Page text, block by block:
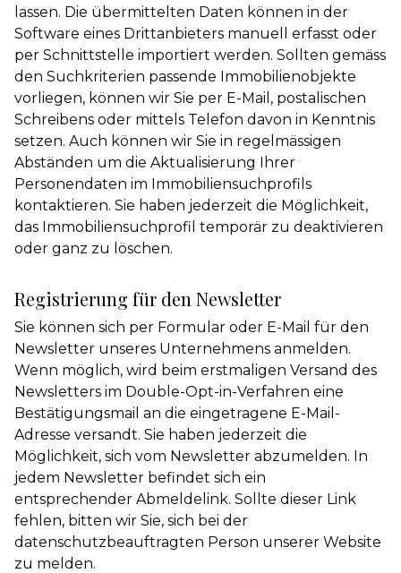
lassen. Die übermittelten Daten können in der
Software eines Drittanbieters manuell erfasst oder
per Schnittstelle importiert werden. Sollten gemäss
den Suchkriterien passende Immobilienobjekte
vorliegen, können wir Sie per E-Mail, postalischen
Schreibens oder mittels Telefon davon in Kenntnis
setzen. Auch können wir Sie in regelmässigen
Abständen um die Aktualisierung Ihrer
Personendaten im Immobiliensuchprofils
kontaktieren. Sie haben jederzeit die Möglichkeit,
das Immobiliensuchprofil temporär zu deaktivieren
oder ganz zu löschen.
Registrierung für den Newsletter
Sie können sich per Formular oder E-Mail für den
Newsletter unseres Unternehmens anmelden.
Wenn möglich, wird beim erstmaligen Versand des
Newsletters im Double-Opt-in-Verfahren eine
Bestätigungsmail an die eingetragene E-Mail-
Adresse versandt. Sie haben jederzeit die
Möglichkeit, sich vom Newsletter abzumelden. In
jedem Newsletter befindet sich ein
entsprechender Abmeldelink. Sollte dieser Link
fehlen, bitten wir Sie, sich bei der
datenschutzbeauftragten Person unserer Website
zu melden.